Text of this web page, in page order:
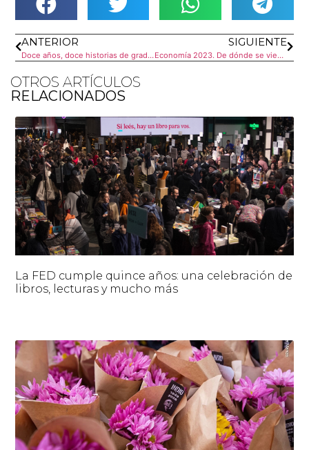
ANTERIOR
Doce años, doce historias de graduados. Hoy, Comunicación Social
SIGUIENTE
Economía 2023. De dónde se viene y cómo seguir
OTROS ARTÍCULOS
RELACIONADOS
La FED cumple quince años: una celebración de
libros, lecturas y mucho más